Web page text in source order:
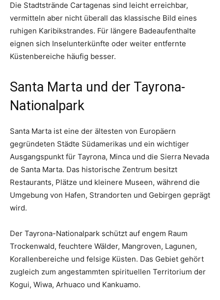
Die Stadtstrände Cartagenas sind leicht erreichbar,
vermitteln aber nicht überall das klassische Bild eines
ruhigen Karibikstrandes. Für längere Badeaufenthalte
eignen sich Inselunterkünfte oder weiter entfernte
Küstenbereiche häufig besser.
Santa Marta und der Tayrona-
Nationalpark
Santa Marta ist eine der ältesten von Europäern
gegründeten Städte Südamerikas und ein wichtiger
Ausgangspunkt für Tayrona, Minca und die Sierra Nevada
de Santa Marta. Das historische Zentrum besitzt
Restaurants, Plätze und kleinere Museen, während die
Umgebung von Hafen, Strandorten und Gebirgen geprägt
wird.
Der Tayrona-Nationalpark schützt auf engem Raum
Trockenwald, feuchtere Wälder, Mangroven, Lagunen,
Korallenbereiche und felsige Küsten. Das Gebiet gehört
zugleich zum angestammten spirituellen Territorium der
Kogui, Wiwa, Arhuaco und Kankuamo.